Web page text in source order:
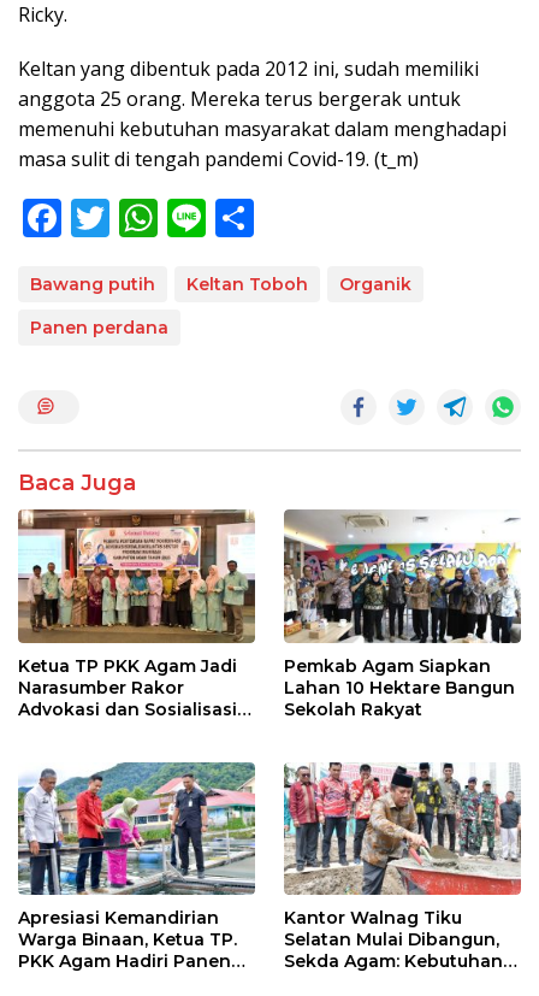
Ricky.
Keltan yang dibentuk pada 2012 ini, sudah memiliki
anggota 25 orang. Mereka terus bergerak untuk
memenuhi kebutuhan masyarakat dalam menghadapi
masa sulit di tengah pandemi Covid-19. (t_m)
F
e
b
k
T
itt
er
W
at
s
p
Li
e ar
Bawang putih Keltan Toboh
Organik
Panen perdana
Baca Juga
Ketua TP PKK Agam Jadi
Narasumber Rakor
Advokasi dan Sosialisasi
Pemkab Agam Siapkan
Lahan 10 Hektare Bangun
Sekolah Rakyat
Apresiasi Kemandirian
Warga Binaan, Ketua TP.
PKK Agam Hadiri Panen
Kantor Walnag Tiku
Selatan Mulai Dibangun,
Sekda Agam: Kebutuhan